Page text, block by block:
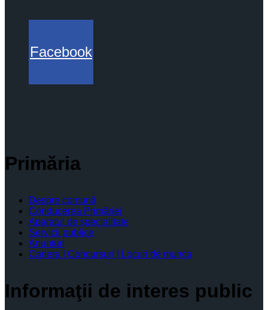
Facebook
Primăria
Despre comună
Conducerea Primăriei
Aparatul de specialitate
Servicii publice
Anunturi
Cariera | Concursuri | Locuri de munca
Informaţii de interes public